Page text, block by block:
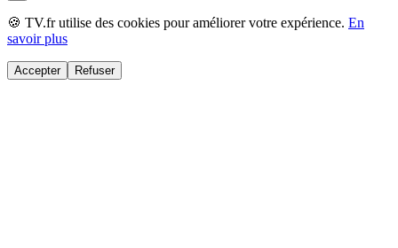
🍪 TV.fr utilise des cookies pour améliorer votre expérience. En
savoir plus
Accepter Refuser